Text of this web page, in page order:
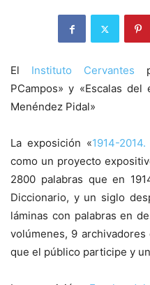
El Instituto Cervantes
PCampos» y «Escalas
Menéndez Pidal»
La exposición «1914-
como un proyecto
2800 palabras que en
Diccionario, y un siglo
láminas con palabras en
volúmenes, 9
que el público participe y